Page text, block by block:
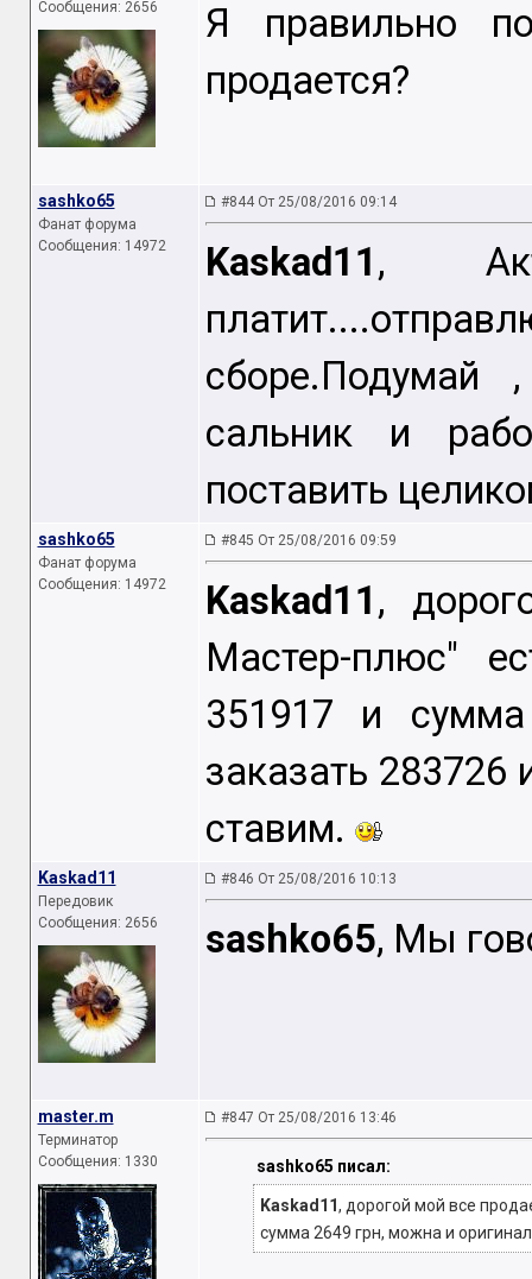
Сообщения: 2656
Я правильно
продается?
sashko65
Фанат форума
Сообщения: 14972
#844 От 25/08/2016 09:14
Kaskad11 ,
сборе.Подумай
сальник и
поставить
sashko65
Фанат форума
Сообщения: 14972
#845 От 25/08/2016 09:59
Kaskad11 ,
Мастер-плюс"
351917 и
заказать 283726
ставим.
Kaskad11
Передовик
Сообщения: 2656
#846 От 25/08/2016 10:13
sashko65, Мы
master.m
Терминатор
Сообщения: 1330
#847 От 25/08/2016 13:46
sashko65 писал:
Kaskad11, дорогой мой все
сумма 2649 грн, можна и